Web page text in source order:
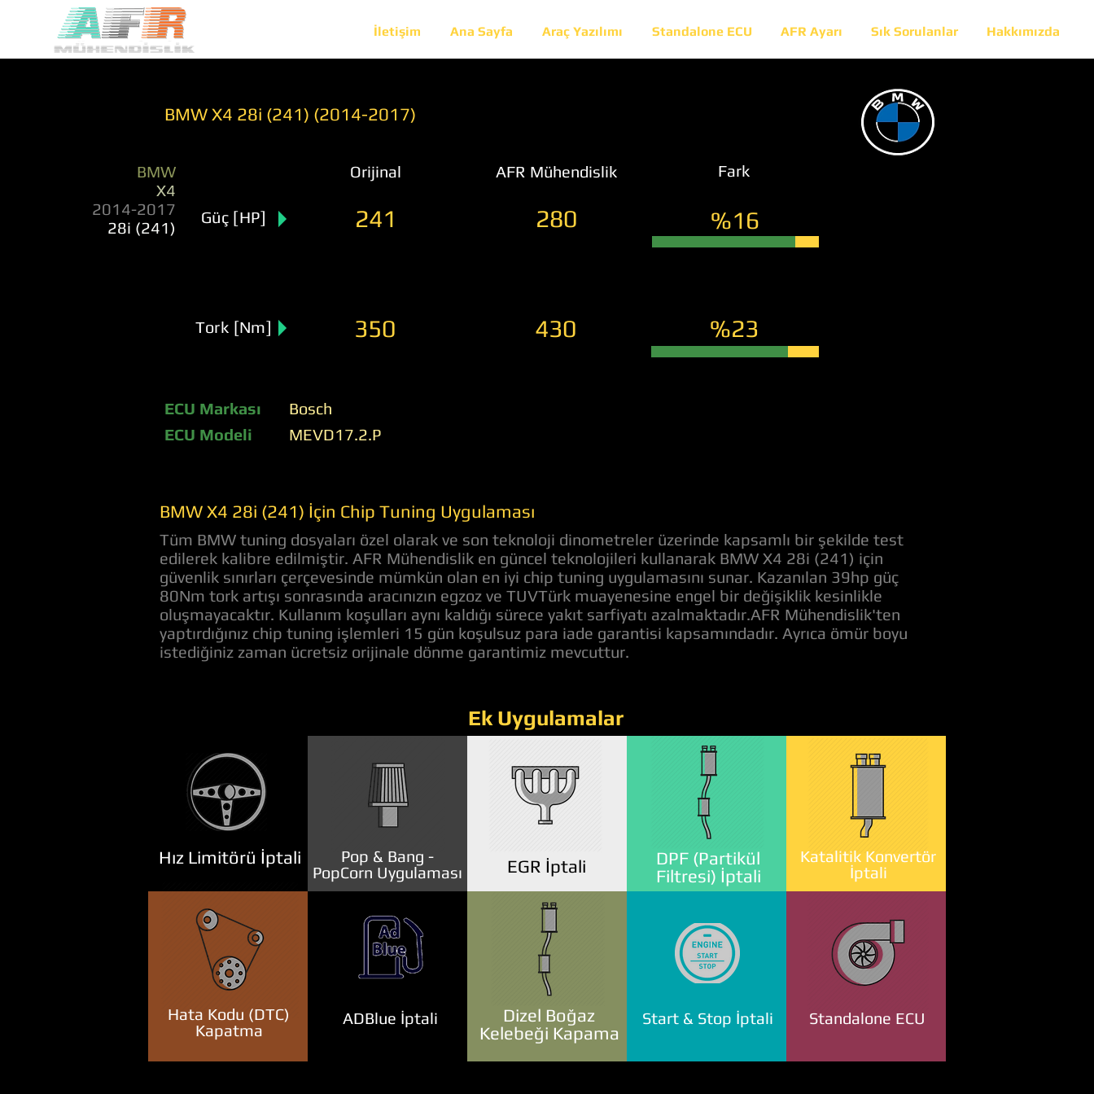
İletişim Ana Sayfa Araç Yazılımı Standalone ECU AFR Ayarı Sık Sorulanlar Hakkımızda
BMW X4 28i (241) (2014-2017)
BMW
X4
2014-2017
28i (241)
Orijinal AFR Mühendislik Fark
Güç [HP] 241 280 %16
Tork [Nm] 350 430 %23
ECU Markası
ECU Modeli
Bosch
MEVD17.2.P
BMW X4 28i (241) İçin Chip Tuning Uygulaması
Tüm BMW tuning dosyaları özel olarak ve son teknoloji dinometreler üzerinde kapsamlı bir şekilde test
edilerek kalibre edilmiştir. AFR Mühendislik en güncel teknolojileri kullanarak BMW X4 28i (241) için
güvenlik sınırları çerçevesinde mümkün olan en iyi chip tuning uygulamasını sunar. Kazanılan 39hp güç
80Nm tork artışı sonrasında aracınızın egzoz ve TUVTürk muayenesine engel bir değişiklik kesinlikle
oluşmayacaktır. Kullanım koşulları aynı kaldığı sürece yakıt sarfiyatı azalmaktadır.AFR Mühendislik'ten
yaptırdığınız chip tuning işlemleri 15 gün koşulsuz para iade garantisi kapsamındadır. Ayrıca ömür boyu
istediğiniz zaman ücretsiz orijinale dönme garantimiz mevcuttur.
Ek Uygulamalar
Hız Limitörü İptali
Pop & Bang -
PopCorn Uygulaması
DPF (Partikül
Filtresi) İptali
Katalitik Konvertör
İptali
EGR İptali
Hata Kodu (DTC)
Kapatma
ADBlue İptali
Dizel Boğaz
Kelebeği Kapama
Start & Stop İptali Standalone ECU